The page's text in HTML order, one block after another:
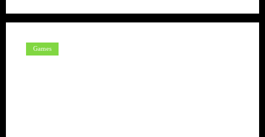
Games